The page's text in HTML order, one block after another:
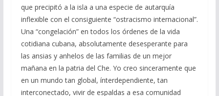
que precipitó a la isla a una especie de autarquía
inflexible con el consiguiente “ostracismo internacional”.
Una “congelación” en todos los órdenes de la vida
cotidiana cubana, absolutamente desesperante para
las ansias y anhelos de las familias de un mejor
mañana en la patria del Che. Yo creo sinceramente que
en un mundo tan global, ínterdependiente, tan
interconectado, vivir de espaldas a esa comunidad